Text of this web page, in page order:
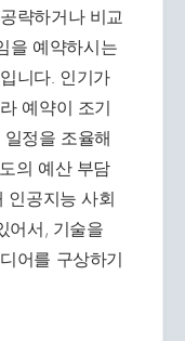
략하거나 비교
을 예약하시는
니다. 인기가
예약이 조기
정을 조율해
의 예산 부담
인공지능 사회
어서, 기술을
어를 구상하기